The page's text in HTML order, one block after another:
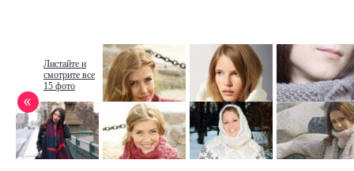
Листайте и
смотрите все
15 фото